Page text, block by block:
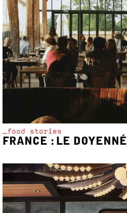
_food stories
FRANCE : LE DOYENNÉ